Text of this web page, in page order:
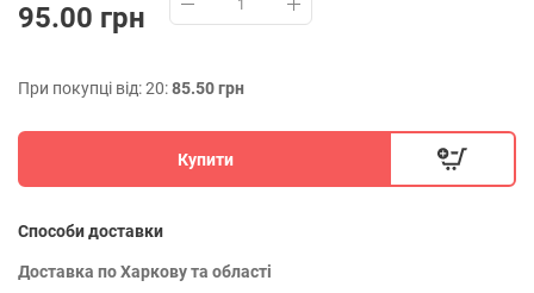
95.00 грн
При покупці від: 20:85.50 грн
Купити
Способи доставки
Доставка по Харкову та області